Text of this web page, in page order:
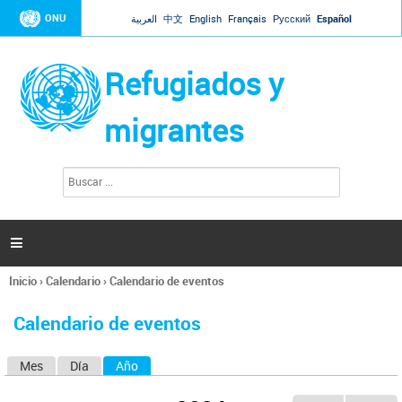
Jump to navigation
ONU العربية 中文 English Français Русский Español
Refugiados y
migrantes
l
s

Se
usted
Inicio›Calendario›Calendario de eventos
Calendario de eventos
Mes Día Año